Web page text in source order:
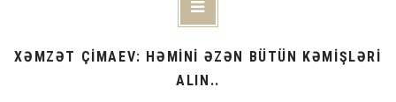
XƏMZƏT ÇİMAEV: HƏMİNİ ƏZƏN BÜTÜN KƏMİŞLƏRİ
ALIN..